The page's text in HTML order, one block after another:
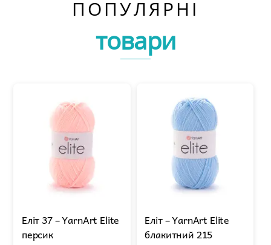
ПОПУЛЯРНІ
товари
Еліт 37 – YarnArt Elite
персик
Еліт – YarnArt Elite
блакитний 215